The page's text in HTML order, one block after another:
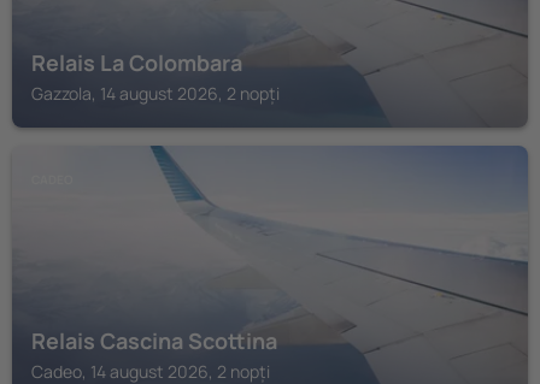
Relais La Colombara
Gazzola, 14 august 2026, 2 nopți
Relais Cascina Scottina
Cadeo, 14 august 2026, 2 nopți